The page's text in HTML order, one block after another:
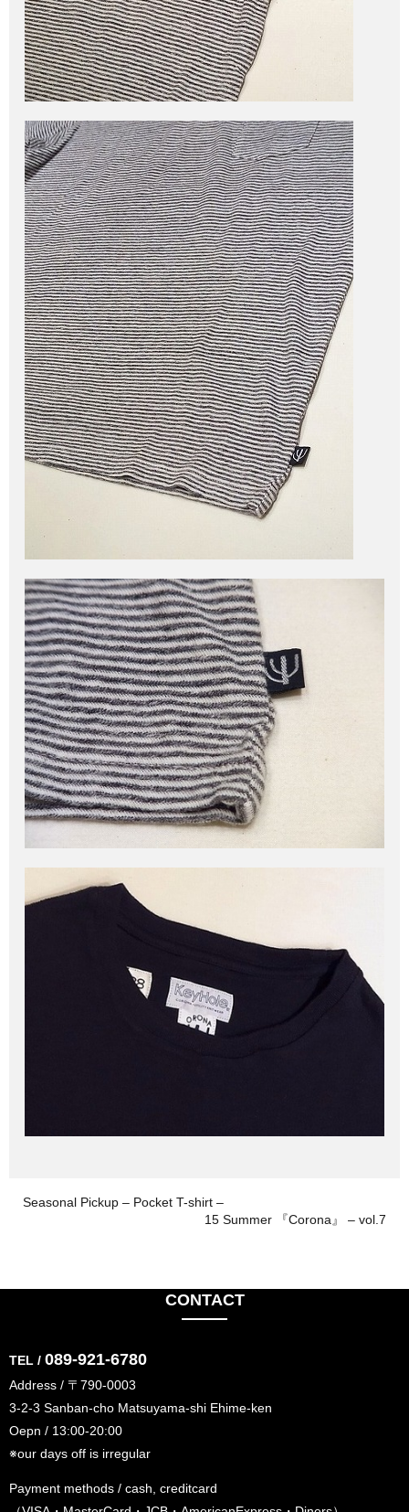
Seasonal Pickup – Pocket T-shirt –
15 Summer 『Corona』 – vol.7
CONTACT
TEL / 089-921-6780
Address / 〒790-0003
3-2-3 Sanban-cho Matsuyama-shi Ehime-ken
Oepn / 13:00-20:00
※our days off is irregular
Payment methods / cash, creditcard